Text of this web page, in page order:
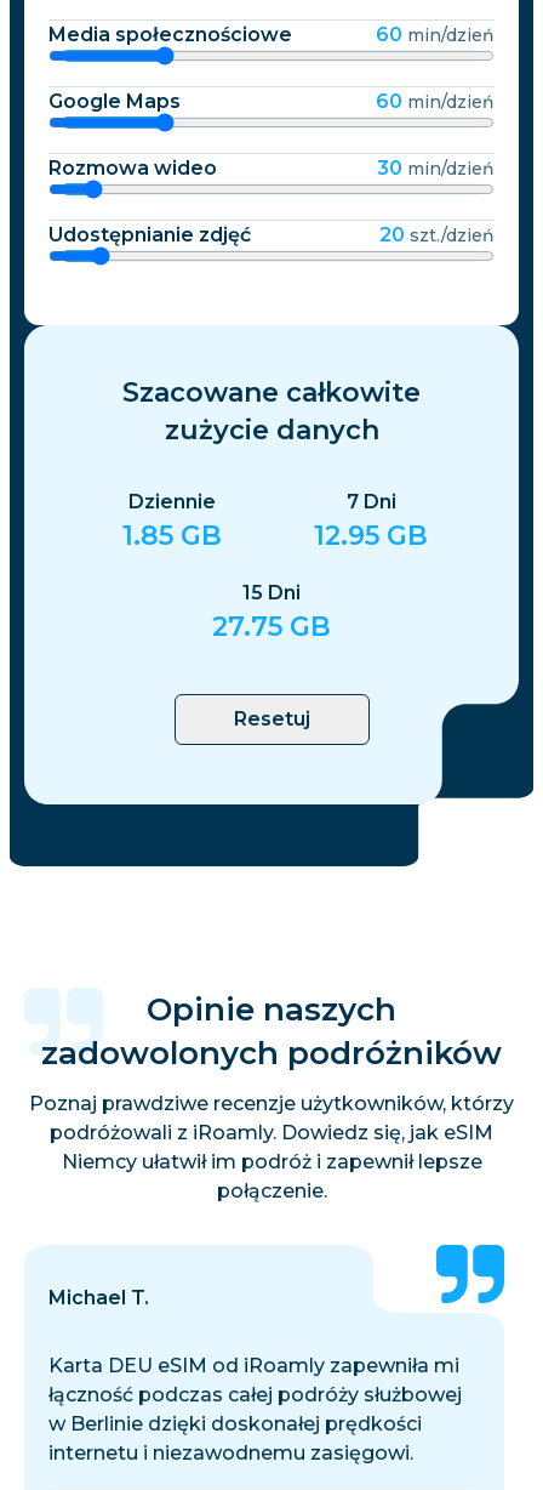
Media społecznościowe 60 min/dzień
Google Maps 60 min/dzień
Rozmowa wideo 30 min/dzień
Udostępnianie zdjęć 20 szt./dzień
Szacowane całkowite
zużycie danych
Dziennie
1.85 GB
7 Dni
12.95 GB
15 Dni
27.75 GB
Resetuj
Opinie naszych
zadowolonych podróżników
Poznaj prawdziwe recenzje użytkowników, którzy
podróżowali z iRoamly. Dowiedz się, jak eSIM
Niemcy ułatwił im podróż i zapewnił lepsze
połączenie.
Michael T.
Karta DEU eSIM od iRoamly zapewniła mi
łączność podczas całej podróży służbowej
w Berlinie dzięki doskonałej prędkości
internetu i niezawodnemu zasięgowi.